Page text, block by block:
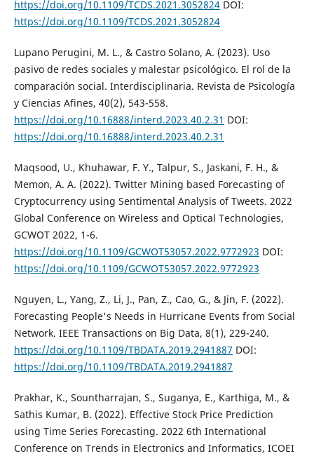
https://doi.org/10.1109/TCDS.2021.3052824DOI:
https://doi.org/10.1109/TCDS.2021.3052824
Lupano Perugini, M. L., & Castro Solano, A. (2023). Uso
pasivo de redes sociales y malestar psicológico. El rol de la
comparación social. Interdisciplinaria. Revista de Psicología
y Ciencias Afines, 40(2), 543-558.
https://doi.org/10.16888/interd.2023.40.2.31 DOI:
https://doi.org/10.16888/interd.2023.40.2.31
Maqsood, U., Khuhawar, F. Y., Talpur, S., Jaskani, F. H., &
Memon, A. A. (2022). Twitter Mining based Forecasting of
Cryptocurrency using Sentimental Analysis of Tweets. 2022
Global Conference on Wireless and Optical Technologies,
GCWOT 2022, 1-6.
https://doi.org/10.1109/GCWOT53057.2022.9772923 DOI:
https://doi.org/10.1109/GCWOT53057.2022.9772923
Nguyen, L., Yang, Z., Li, J., Pan, Z., Cao, G., & Jin, F. (2022).
Forecasting People's Needs in Hurricane Events from Social
Network. IEEE Transactions on Big Data, 8(1), 229-240.
https://doi.org/10.1109/TBDATA.2019.2941887 DOI:
https://doi.org/10.1109/TBDATA.2019.2941887
Prakhar, K., Sountharrajan, S., Suganya, E., Karthiga, M., &
Sathis Kumar, B. (2022). Effective Stock Price Prediction
using Time Series Forecasting. 2022 6th International
Conference on Trends in Electronics and Informatics, ICOEI